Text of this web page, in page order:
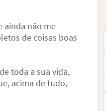
ainda não me
de coisas boas
toda a sua vida,
acima de tudo,